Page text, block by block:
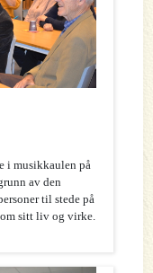
i musikkaulen på
av den
til stede på
sitt liv og virke.